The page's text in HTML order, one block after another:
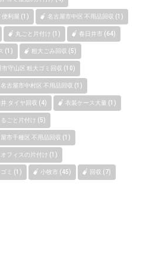
便利屋 (1) 名古屋市中区 不用品回収 (1)
丸ごと片付け (1) 春日井市 (64)
(1) 粗大ごみ回収 (5)
市守山区 粗大ゴミ回収 (10)
名古屋市中村区 不用品回収 (1)
タイヤ回収 (4) 衣装ケース大量 (1)
ごと片付け (5)
屋市千種区 不用品回収 (1)
フィスの片付け (1)
ミ (1) 小牧市 (45) 回収 (7)